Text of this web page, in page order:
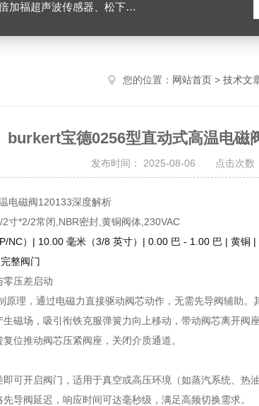
模块、巴鲁夫位移传感器、易福门流量传感器等产品。
您的位置： 网站首页 > 技术文
burkert宝德0256型直动式高温电磁
发布时间： 2025-08-06 点击次数
电磁阀120133深度解析
寸*2/2常闭,NBR密封,黄铜阀体,230VAC
NC）| 10.00 毫米（3/8 英寸）| 0.00 巴 - 1.00 巴 | 黄铜
整阀门
零压差启动
理，通过电磁力直接驱动阀芯动作，无需先导阀辅助。
磁场，吸引衔铁克服弹簧力向上移动，带动阀芯离开阀
位推动阀芯压紧阀座，关闭介质通道。
可开启阀门，适用于真空或高压环境（如蒸汽系统、热油
导阀延迟，响应时间可达毫秒级，满足高频切换需求。